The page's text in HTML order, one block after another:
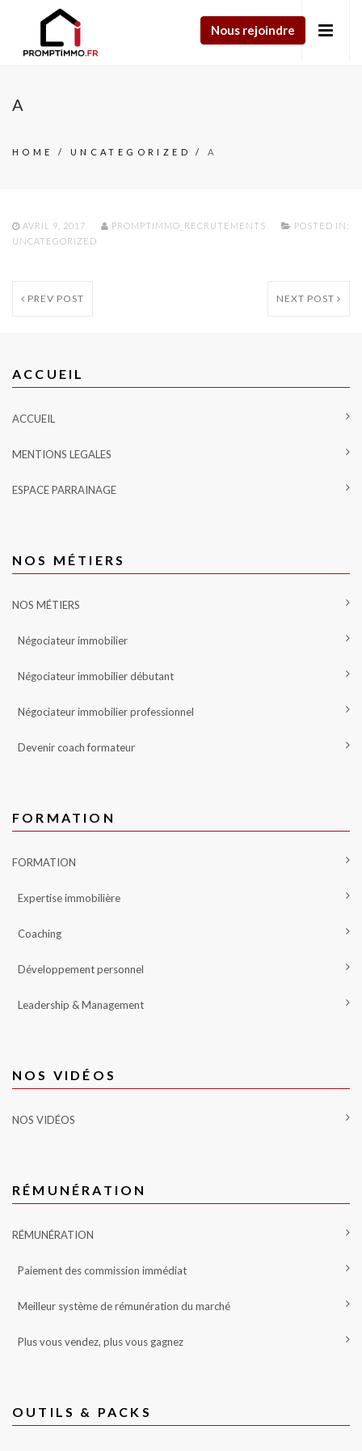
Nous rejoindre
A
HOME / UNCATEGORIZED /A
AVRIL 9, 2017 PROMPTIMMO_RECRUTEMENTS
POSTED IN:
UNCATEGORIZED
PREV POST NEXT POST
ACCUEIL
ACCUEIL
MENTIONS LEGALES
ESPACE PARRAINAGE
NOS MÉTIERS
NOS MÉTIERS
Négociateur immobilier
Négociateur immobilier débutant
Négociateur immobilier professionnel
Devenir coach formateur
FORMATION
FORMATION
Expertise immobilière
Coaching
Développement personnel
Leadership & Management
NOS VIDÉOS
NOS VIDÉOS
RÉMUNÉRATION
RÉMUNÉRATION
Paiement des commission immédiat
Meilleur système de rémunération du marché
Plus vous vendez, plus vous gagnez
OUTILS & PACKS